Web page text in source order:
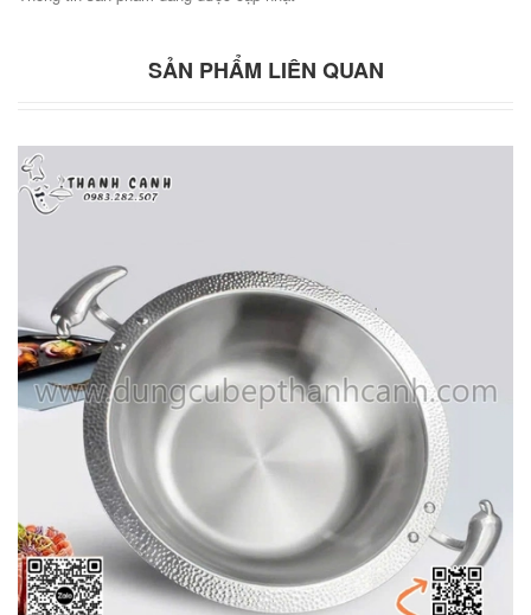
SẢN PHẨM LIÊN QUAN